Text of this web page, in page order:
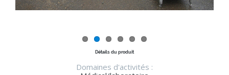
Détails du produit
Domaines d'activités :